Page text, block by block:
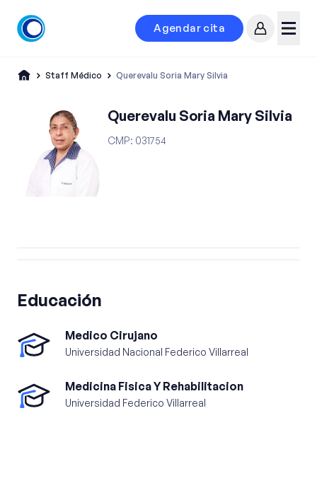
Agendar cita
Staff Médico Querevalu Soria Mary Silvia
Querevalu Soria Mary Silvia
CMP: 031754
Educación
Medico Cirujano
Universidad Nacional Federico Villarreal
Medicina Fisica Y Rehabilitacion
Universidad Federico Villarreal